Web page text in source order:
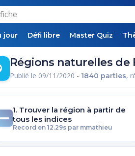
jour Défi libre Master Quiz
Régions naturelles de
Publié le 09/11/2020 - 1840 parties,
1. Trouver la région à partir de
tous les indices
Record en 12.29s par mmathieu